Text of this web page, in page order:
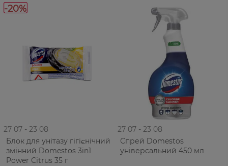
-20%
27 07 - 23 08
Блок для унітазу гігієнічний
змінний Domestos 3in1
Power Citrus 35 г
27 07 - 23 08
Спрей Domestos
універсальний 450 мл